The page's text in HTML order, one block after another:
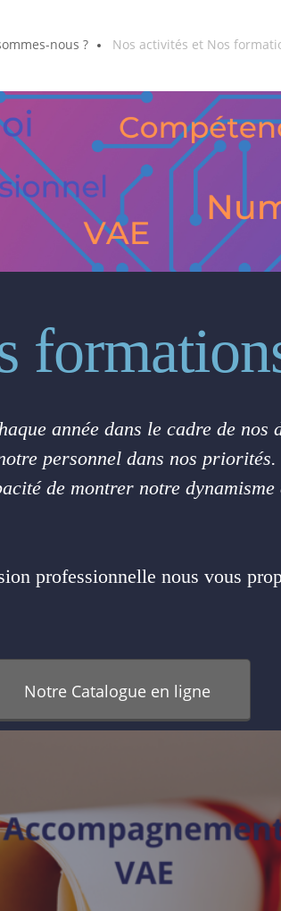
nous ? Nos activités et Nos
année dans le cadre de
personnel dans nos priorités.
de montrer notre
professionnelle nous vous
Notre Catalogue en ligne